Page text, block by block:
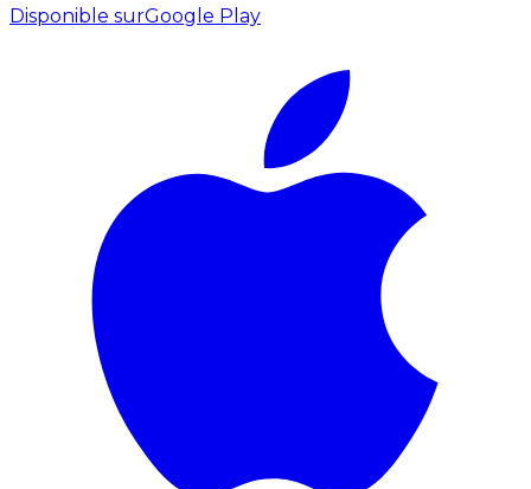
Disponible surGoogle Play